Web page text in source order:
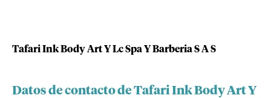
Tafari Ink Body Art Y Lc Spa Y Barberia S A S
Datos de contacto de Tafari Ink Body Art Y